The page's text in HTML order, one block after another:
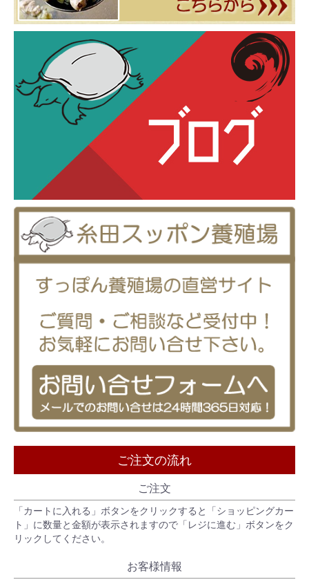
ご注文の流れ
ご注文
「カートに入れる」ボタンをクリックすると「ショッピングカー
ト」に数量と金額が表示されますので「レジに進む」ボタンをク
リックしてください。
お客様情報